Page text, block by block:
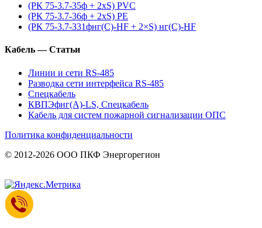
(РК 75-3.7-35ф + 2xS) PVC
(РК 75-3.7-36ф + 2xS) PE
(РК 75-3.7-331фнг(С)-HF + 2×S) нг(С)-HF
Кабель — Статьи
Линии и сети RS-485
Разводка сети интерфейса RS-485
Спецкабель
КВПЭфнг(А)-LS, Спецкабель
Кабель для систем пожарной сигнализации ОПС
Политика конфиденциальности
© 2012-2026 ООО ПКФ Энергорегион